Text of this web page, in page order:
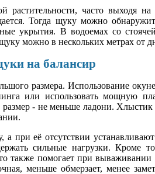
часто выходя
Тогда щуку можно
укрытия. В водоемах со
можно в нескольких метрах от
на балансир
размера. Использование
или использовать мощную
- не меньше ладони.
при её отсутствии
сильные нагрузки. Кроме
также помогает при
меньше обмерзает, менее